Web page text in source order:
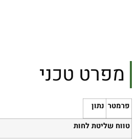
מפרט טכני
פרמטר נתון
טווח שליטת לחות